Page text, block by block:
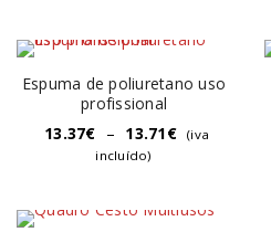
Espuma de poliuretano uso
profissional
13.37€ – 13.71€
(iva
incluído)